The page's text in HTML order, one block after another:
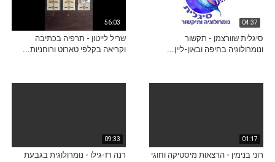
04:37
סיגלית שוורצמן - תקשור
ונומרולוגיה בחיפה ובאון-ליין...
56:03
שריל לייטון - תרפיה בכתיבה
וקריאה בקלפי טארוט ורוחניות...
01:17
רוני בנימין - הרצאות מיסטיקה וחוגי
09:33
רנה רז-גילו - נומרולוגית בגבעת